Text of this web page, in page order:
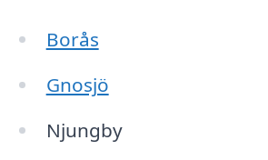
Borås
Gnosjö
Njungby